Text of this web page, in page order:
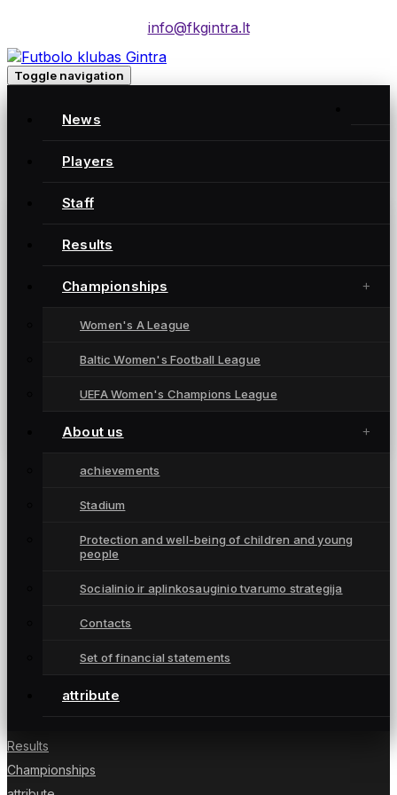
info@fkgintra.lt
Toggle navigation
News
Players
Staff
Results
Championships
Women's A League
Baltic Women's Football League
UEFA Women's Champions League
About us
achievements
Stadium
Protection and well-being of children and young
people
Socialinio ir aplinkosauginio tvarumo strategija
Contacts
Set of financial statements
attribute
Posts
Home
Gintra naujienos
Gintrietės išsivežė pergalę iš Vilniaus
October 15, 2023
Moterų futbolo klubas „Gintra“ – daugkartinės
Lietuvos čempionės iš Šiaulių, atstovaujančios
NUORODOS
Results
Championships